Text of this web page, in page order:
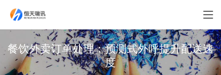
餐饮外卖订单处理：预测式外呼提升配送速
度